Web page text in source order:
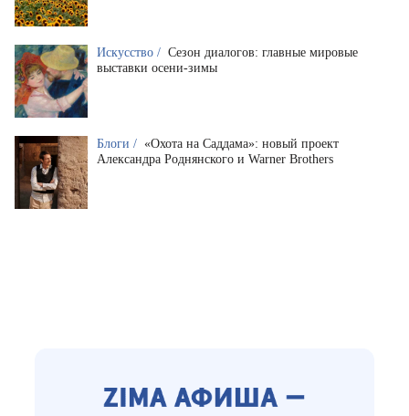
Искусство / Сезон диалогов: главные мировые
выставки осени-зимы
Блоги / «Охота на Саддама»: новый проект
Александра Роднянского и Warner Brothers